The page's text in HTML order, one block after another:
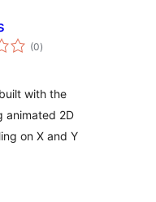
(0valutazioni
totali
)
with the
animated 2D
on X and Y